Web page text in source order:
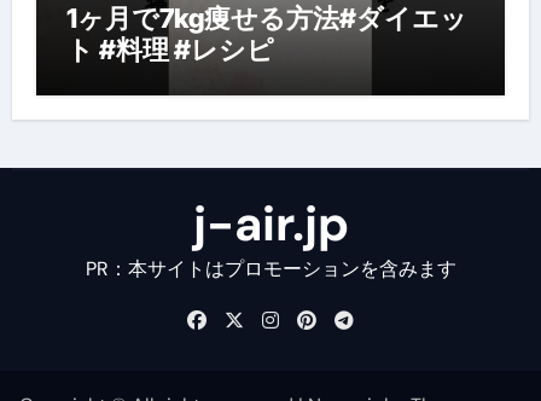
1ヶ月で7kg痩せる方法#ダイエッ
ト #料理 #レシピ
j-air.jp
PR：本サイトはプロモーションを含みます